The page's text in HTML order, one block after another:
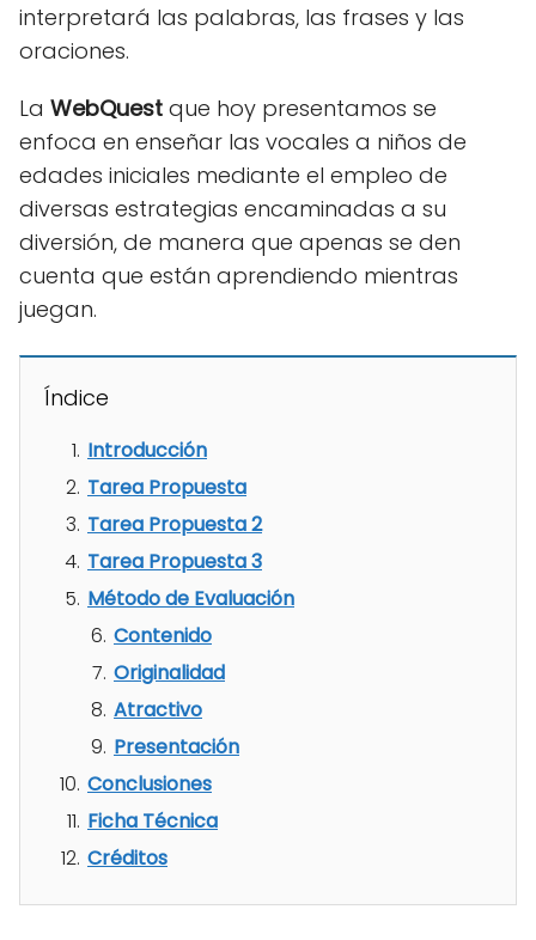
interpretará las palabras, las frases y las
oraciones.
La WebQuest que hoy presentamos se
enfoca en enseñar las vocales a niños de
edades iniciales mediante el empleo de
diversas estrategias encaminadas a su
diversión, de manera que apenas se den
cuenta que están aprendiendo mientras
juegan.
Índice
Introducción
Tarea Propuesta
Tarea Propuesta 2
Tarea Propuesta 3
Método de Evaluación
Contenido
Originalidad
Atractivo
Presentación
Conclusiones
Ficha Técnica
Créditos